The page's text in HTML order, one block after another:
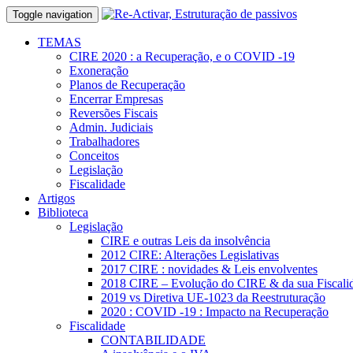
Toggle navigation
TEMAS
CIRE 2020 : a Recuperação, e o COVID -19
Exoneração
Planos de Recuperação
Encerrar Empresas
Reversões Fiscais
Admin. Judiciais
Trabalhadores
Conceitos
Legislação
Fiscalidade
Artigos
Biblioteca
Legislação
CIRE e outras Leis da insolvência
2012 CIRE: Alterações Legislativas
2017 CIRE : novidades & Leis envolventes
2018 CIRE – Evolução do CIRE & da sua
2019 vs Diretiva UE-1023 da Reestruturação
2020 : COVID -19 : Impacto na Recuperação
Fiscalidade
CONTABILIDADE